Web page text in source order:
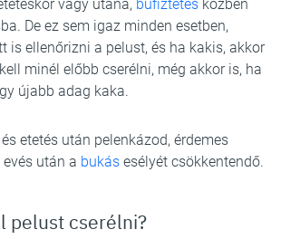
vagy utána, büfiztetés közben
De ez sem igaz minden esetben,
is ellenőrizni a pelust, és ha kakis, akkor
minél előbb cserélni, még akkor is, ha
újabb adag kaka.
etetés után pelenkázod, érdemes
után a bukás esélyét csökkentendő.
pelust cserélni?